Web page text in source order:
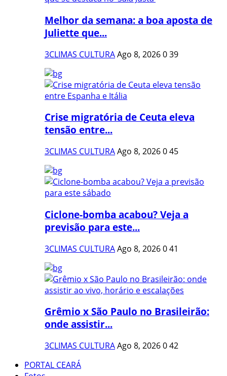
Melhor da semana: a boa aposta de
Juliette que...
3CLIMAS CULTURAAgo 8, 2026039
Crise migratória de Ceuta eleva
tensão entre...
3CLIMAS CULTURAAgo 8, 2026045
Ciclone-bomba acabou? Veja a
previsão para este...
3CLIMAS CULTURAAgo 8, 2026041
Grêmio x São Paulo no Brasileirão:
onde assistir...
3CLIMAS CULTURAAgo 8, 2026042
PORTAL CEARÁ